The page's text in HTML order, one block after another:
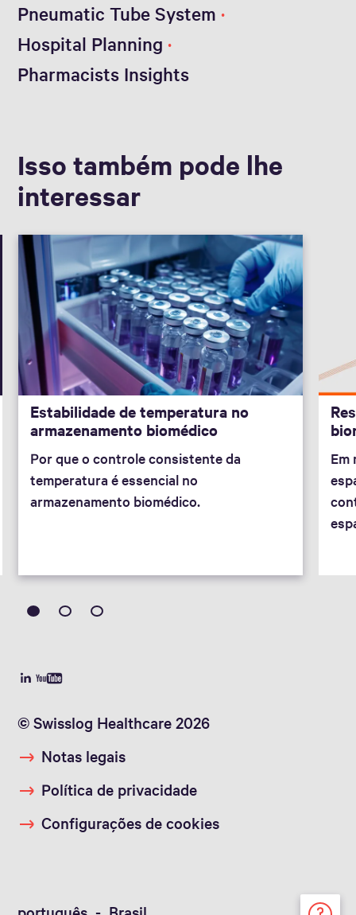
Pneumatic Tube System
Hospital Planning
Pharmacists Insights
Isso também pode lhe
interessar
Estabilidade de temperatura no
armazenamento biomédico
Por que o controle consistente da
temperatura é essencial no
armazenamento biomédico.
Em
© Swisslog Healthcare 2026
Notas legais
Política de privacidade
Configurações de cookies